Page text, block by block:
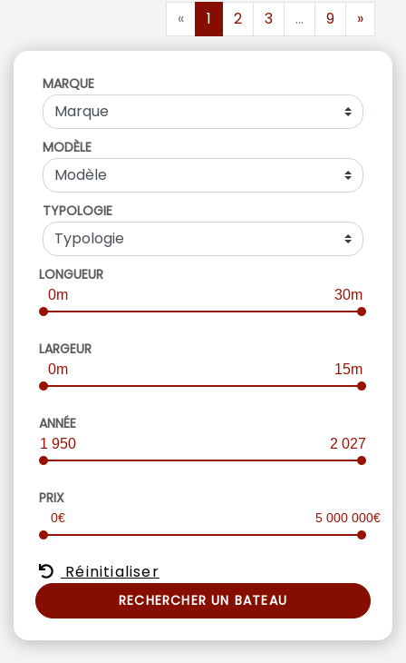
« 1 2 3 ... 9 »
MARQUE
MODÈLE
TYPOLOGIE
LONGUEUR
0m 30m
LARGEUR
0m 15m
ANNÉE
1 950 2 027
PRIX
0€ 5 000 000€
Réinitialiser
RECHERCHER UN BATEAU